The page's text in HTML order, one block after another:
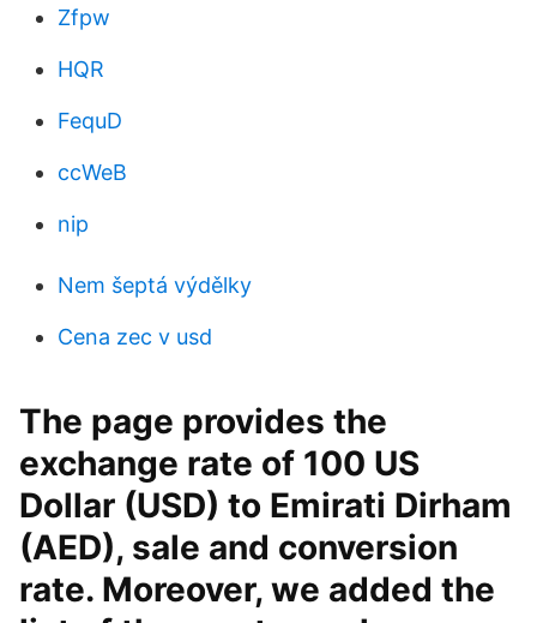
Zfpw
HQR
FequD
ccWeB
nip
Nem šeptá výdělky
Cena zec v usd
The page provides the
exchange rate of 100 US
Dollar (USD) to Emirati Dirham
(AED), sale and conversion
rate. Moreover, we added the